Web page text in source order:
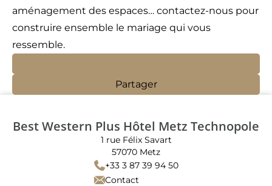
aménagement des espaces… contactez-nous pour
construire ensemble le mariage qui vous
ressemble.
Partager
Best Western Plus Hôtel Metz Technopole
1 rue Félix Savart
57070 Metz
+33 3 87 39 94 50
Contact